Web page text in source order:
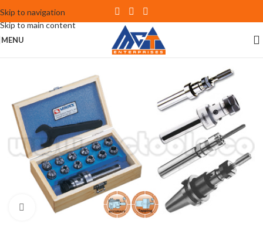
Skip to navigation
Skip to main content
MENU
Click to enlarge